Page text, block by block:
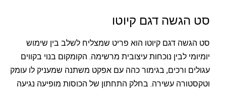
סט הגשה דגם קיוטו
סט הגשה דגם קיוטו הוא פריט שמצליח לשלב בין שימוש
יומיומי לבין נוכחות עיצובית מרשימה. הקומקום בנוי בקווים
עגולים ורכים, בגימור כהה עם אפקט משתנה שמעניק לו עומק
וטקסטורה עשירה. בחלק התחתון של הכוסות מופיעה נגיעה